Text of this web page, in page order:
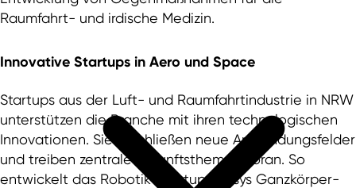
Raumfahrt- und irdische Medizin.
Innovative Startups in Aero und Space
Startups aus der Luft- und Raumfahrtindustrie in NRW
unterstützen die Branche mit ihren technologischen
Innovationen. Sie erschließen neue Anwendungsfelder
und treiben zentrale Zukunftsthemen voran. So
entwickelt das Robotik-Startup Auxsys Ganzkörper-